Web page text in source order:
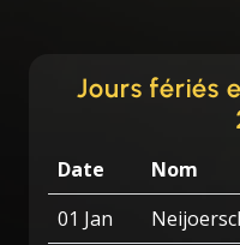
Jours fériés
Date Nom
01 Jan